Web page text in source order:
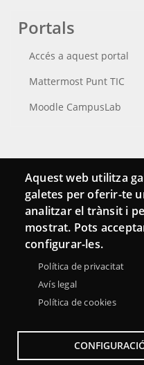
Portals
Accés a aquest portal
Mattermost Punt TIC
Moodle CampusLab
Connecta
Bustia de contacte
Butlletins
Aquest web utilitza
galetes per oferir-te
analitzar el trànsit i
mostrat. Pots
configurar-les.
Política de privacitat
Avís legal
Política de cookies